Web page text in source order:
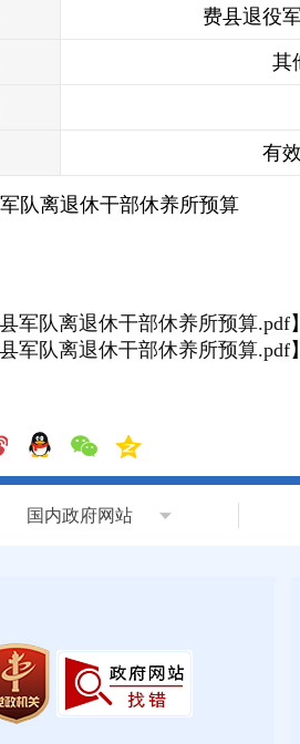
费县退役
其
有
队离退休干部休养所预算
军队离退休干部休养所预算.pdf】
军队离退休干部休养所预算.pdf】
国内政府网站